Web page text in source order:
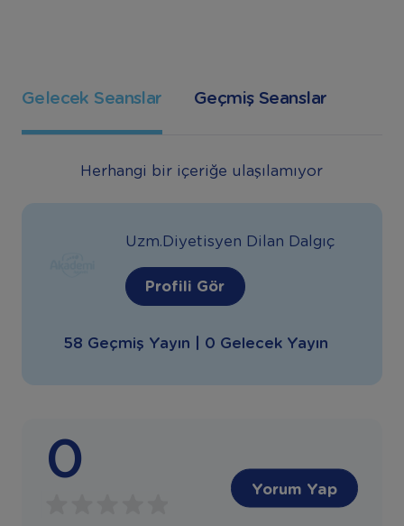
Gelecek Seanslar Geçmiş Seanslar
Herhangi bir içeriğe ulaşılamıyor
Uzm.Diyetisyen Dilan Dalgıç
Profili Gör
58 Geçmiş Yayın | 0 Gelecek Yayın
0
Yorum Yap